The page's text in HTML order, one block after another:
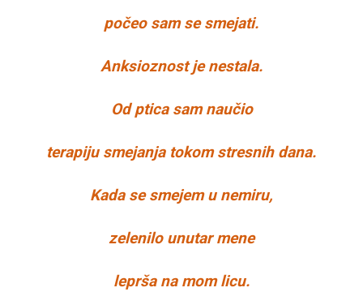
počeo sam se smejati.
Anksioznost je nestala.
Od ptica sam naučio
terapiju smejanja tokom stresnih dana.
Kada se smejem u nemiru,
zelenilo unutar mene
leprša na mom licu.